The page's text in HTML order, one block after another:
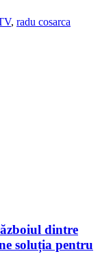
, radu cosarca
dintre
soluția pentru